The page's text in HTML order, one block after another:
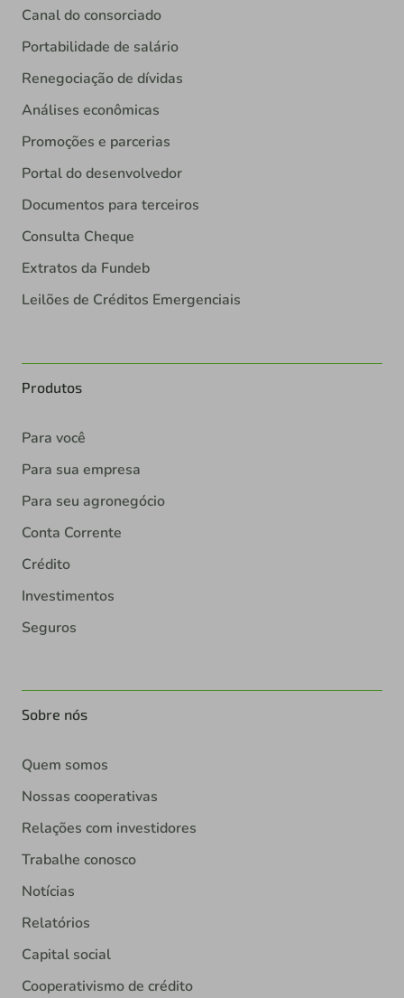
Canal do consorciado
Portabilidade de salário
Renegociação de dívidas
Análises econômicas
Promoções e parcerias
Portal do desenvolvedor
Documentos para terceiros
Consulta Cheque
Extratos da Fundeb
Leilões de Créditos Emergenciais
Produtos
Para você
Para sua empresa
Para seu agronegócio
Conta Corrente
Crédito
Investimentos
Seguros
Sobre nós
Quem somos
Nossas cooperativas
Relações com investidores
Trabalhe conosco
Notícias
Relatórios
Capital social
Cooperativismo de crédito